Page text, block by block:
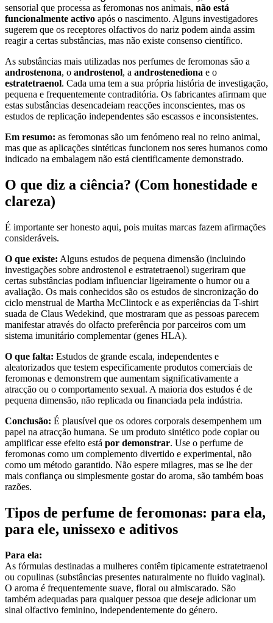
sensorial que processa as feromonas nos animais, não está
funcionalmente activo após o nascimento. Alguns investigadores
sugerem que os receptores olfactivos do nariz podem ainda assim
reagir a certas substâncias, mas não existe consenso científico.
As substâncias mais utilizadas nos perfumes de feromonas são a
androstenona, o androstenol, a androstenediona e o
estratetraenol. Cada uma tem a sua própria história de investigação,
pequena e frequentemente contraditória. Os fabricantes afirmam que
estas substâncias desencadeiam reacções inconscientes, mas os
estudos de replicação independentes são escassos e inconsistentes.
Em resumo: as feromonas são um fenómeno real no reino animal,
mas que as aplicações sintéticas funcionem nos seres humanos como
indicado na embalagem não está cientificamente demonstrado.
O que diz a ciência? (Com honestidade e
clareza)
É importante ser honesto aqui, pois muitas marcas fazem afirmações
consideráveis.
O que existe: Alguns estudos de pequena dimensão (incluindo
investigações sobre androstenol e estratetraenol) sugeriram que
certas substâncias podiam influenciar ligeiramente o humor ou a
avaliação. Os mais conhecidos são os estudos de sincronização do
ciclo menstrual de Martha McClintock e as experiências da T-shirt
suada de Claus Wedekind, que mostraram que as pessoas parecem
manifestar através do olfacto preferência por parceiros com um
sistema imunitário complementar (genes HLA).
O que falta: Estudos de grande escala, independentes e
aleatorizados que testem especificamente produtos comerciais de
feromonas e demonstrem que aumentam significativamente a
atracção ou o comportamento sexual. A maioria dos estudos é de
pequena dimensão, não replicada ou financiada pela indústria.
Conclusão: É plausível que os odores corporais desempenhem um
papel na atracção humana. Se um produto sintético pode copiar ou
amplificar esse efeito está por demonstrar. Use o perfume de
feromonas como um complemento divertido e experimental, não
como um método garantido. Não espere milagres, mas se lhe der
mais confiança ou simplesmente gostar do aroma, são também boas
razões.
Tipos de perfume de feromonas: para ela,
para ele, unissexo e aditivos
Para ela:
As fórmulas destinadas a mulheres contêm tipicamente estratetraenol
ou copulinas (substâncias presentes naturalmente no fluido vaginal).
O aroma é frequentemente suave, floral ou almiscarado. São
também adequadas para qualquer pessoa que deseje adicionar um
sinal olfactivo feminino, independentemente do género.